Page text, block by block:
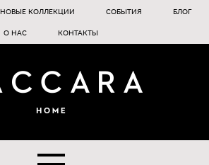
НОВЫЕ КОЛЛЕКЦИИ СОБЫТИЯ БЛОГ
О НАС КОНТАКТЫ